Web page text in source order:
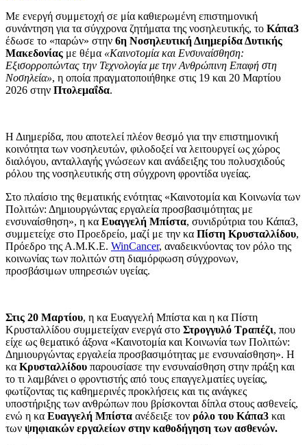
Με ενεργή συμμετοχή σε μία καθιερωμένη επιστημονική
συνάντηση για τα σύγχρονα ζητήματα της νοσηλευτικής, το Κάπα3
έδωσε το «παρών» στην 6η Νοσηλευτική Διημερίδα Δυτικής
Μακεδονίας με θέμα «Καινοτομία και Ενσυναίσθηση:
Εξισορροπώντας την Τεχνολογία με την Ανθρώπινη Επαφή στη
Νοσηλεία», η οποία πραγματοποιήθηκε στις 19 και 20 Μαρτίου
2026 στην Πτολεμαΐδα.
Η Διημερίδα, που αποτελεί πλέον θεσμό για την επιστημονική
κοινότητα των νοσηλευτών, φιλοδοξεί να λειτουργεί ως χώρος
διαλόγου, ανταλλαγής γνώσεων και ανάδειξης του πολυσχιδούς
ρόλου της νοσηλευτικής στη σύγχρονη φροντίδα υγείας.
Στο πλαίσιο της θεματικής ενότητας «Καινοτομία και Κοινωνία των
Πολιτών: Δημιουργώντας εργαλεία προσβασιμότητας με
ενσυναίσθηση», η κα Ευαγγελή Μπίστα, συνιδρύτρια του Κάπα3,
συμμετείχε στο Προεδρείο, μαζί με την κα Πίστη Κρυσταλλίδου,
Πρόεδρο της Α.Μ.Κ.Ε. WinCancer, αναδεικνύοντας τον ρόλο της
κοινωνίας των πολιτών στη διαμόρφωση σύγχρονων,
προσβάσιμων υπηρεσιών υγείας.
Στις 20 Μαρτίου, η κα Ευαγγελή Μπίστα και η κα Πίστη
Κρυσταλλίδου συμμετείχαν ενεργά στο Στρογγυλό Τραπέζι, που
είχε ως θεματικό άξονα «Καινοτομία και Κοινωνία των Πολιτών:
Δημιουργώντας εργαλεία προσβασιμότητας με ενσυναίσθηση». Η
κα Κρυσταλλίδου παρουσίασε την ενσυναίσθηση στην πράξη και
το τι λαμβάνει ο φροντιστής από τους επαγγελματίες υγείας,
φωτίζοντας τις καθημερινές προκλήσεις και τις ανάγκες
υποστήριξης των ανθρώπων που βρίσκονται δίπλα στους ασθενείς,
ενώ η κα Ευαγγελή Μπίστα ανέδειξε τον ρόλο του Κάπα3 και
των ψηφιακών εργαλείων στην καθοδήγηση των ασθενών.